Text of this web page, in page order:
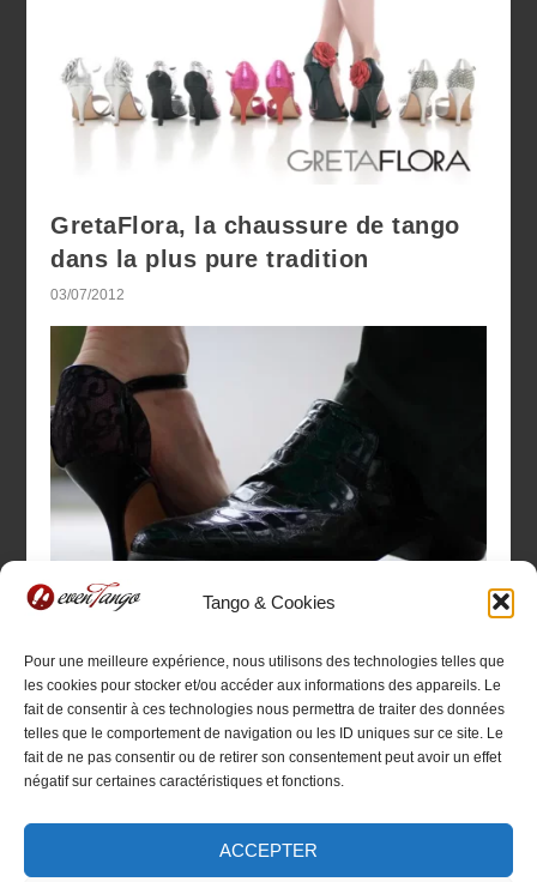
Tango & Cookies
Pour une meilleure expérience, nous utilisons des technologies telles que
les cookies pour stocker et/ou accéder aux informations des appareils. Le
fait de consentir à ces technologies nous permettra de traiter des données
telles que le comportement de navigation ou les ID uniques sur ce site. Le
fait de ne pas consentir ou de retirer son consentement peut avoir un effet
négatif sur certaines caractéristiques et fonctions.
ACCEPTER
GretaFlora, la chaussure de tango
dans la plus pure tradition
03/07/2012
de Tango argentin
16/06/2015